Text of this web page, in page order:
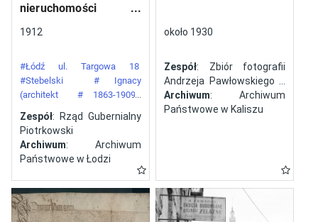
nieruchomości
numerem 34 przy ulicy
Łodzi]
1912
#Łódź ul. Targowa 18
#Stebelski
# Ignacy
(architekt
# 1863-1909)
Zespół: Rząd Gubernialny
Piotrkowski
Archiwum: Archiwum
Państwowe w Łodzi
około 1930
Zespół: Zbiór fotografii
Andrzeja Pawłowskiego z
Kalisza
Archiwum: Archiwum
Państwowe w Kaliszu